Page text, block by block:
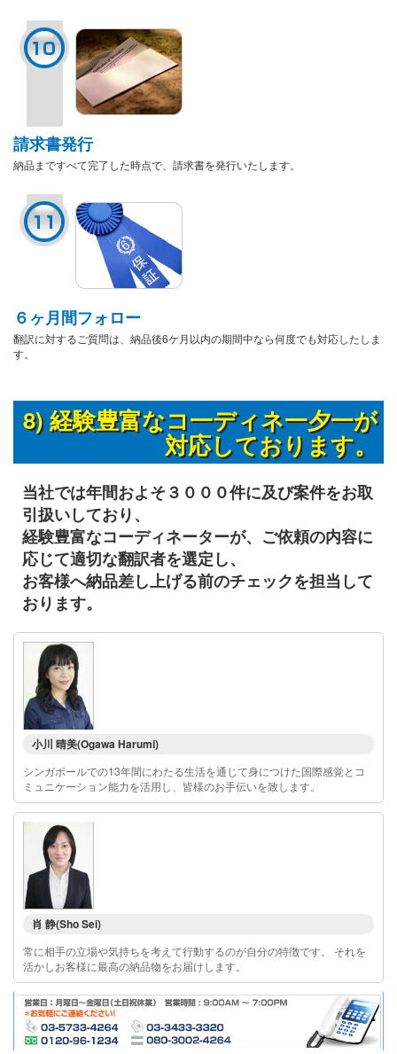
請求書発行
納品まですべて完了した時点で、請求書を発行いたします。
６ヶ月間フォロー
翻訳に対するご質問は、納品後6ケ月以内の期間中なら何度でも対応したしま
す。
8) 経験豊富なコ一ディネ一夕一が
対応しております。
当社では年間およそ３０００件に及び案件をお取
引扱いしており、
経験豊富なコーディネーターが、ご依頼の内容に
応じて適切な翻訳者を選定し、
お客様へ納品差し上げる前のチェックを担当して
おります。
小川 晴美(Ogawa Harumi)
シンガポールでの13年間にわたる生活を通じて身につけた国際感覚とコ
ミュニケーション能力を活用し、皆様のお手伝いを致します。
肖 静(Sho Sei)
常に相手の立場や気持ちを考えて行動するのが自分の特徴です。 それを
活かしお客様に最高の納品物をお届けします。